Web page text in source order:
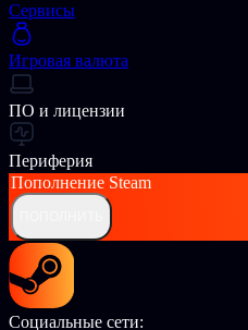
Сервисы
Игровая валюта
ПО и лицензии
Периферия
Пополнение Steam
Социальные сети: